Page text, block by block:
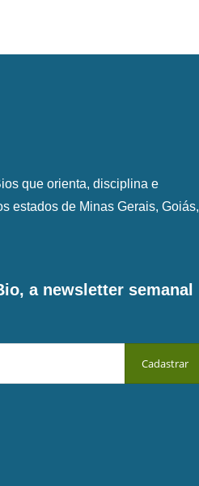
que orienta, disciplina e
estados de Minas Gerais, Goiás,
a newsletter semanal